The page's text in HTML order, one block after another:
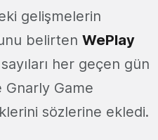
gelişmelerin
belirten WePlay
her geçen gün
Game
sözlerine ekledi.